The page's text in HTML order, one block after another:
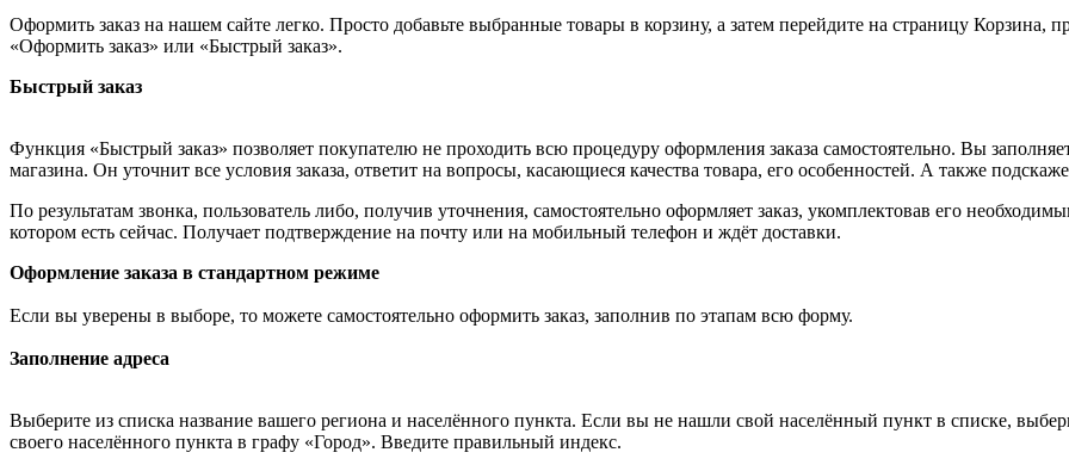
Оформить заказ на нашем сайте легко. Просто добавьте выбранные товары в корзину, а затем перейдите на страницу Корзина,
«Оформить заказ» или «Быстрый заказ».
Быстрый заказ
Функция «Быстрый заказ» позволяет покупателю не проходить всю процедуру оформления заказа самостоятельно. Вы
магазина. Он уточнит все условия заказа, ответит на вопросы, касающиеся качества товара, его особенностей. А также
По результатам звонка, пользователь либо, получив уточнения, самостоятельно оформляет заказ, укомплектовав его
котором есть сейчас. Получает подтверждение на почту или на мобильный телефон и ждёт доставки.
Оформление заказа в стандартном режиме
Если вы уверены в выборе, то можете самостоятельно оформить заказ, заполнив по этапам всю форму.
Заполнение адреса
Выберите из списка название вашего региона и населённого пункта. Если вы не нашли свой населённый пункт в списке,
своего населённого пункта в графу «Город». Введите правильный индекс.